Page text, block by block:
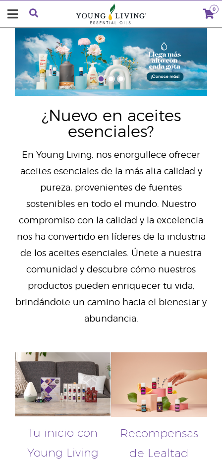
0
¿Nuevo en aceites
esenciales?
En Young Living, nos enorgullece ofrecer
aceites esenciales de la más alta calidad y
pureza, provenientes de fuentes
sostenibles en todo el mundo. Nuestro
compromiso con la calidad y la excelencia
nos ha convertido en líderes de la industria
de los aceites esenciales. Únete a nuestra
comunidad y descubre cómo nuestros
productos pueden enriquecer tu vida,
brindándote un camino hacia el bienestar y
abundancia.
Tu inicio con
Young Living
Recompensas
de Lealtad